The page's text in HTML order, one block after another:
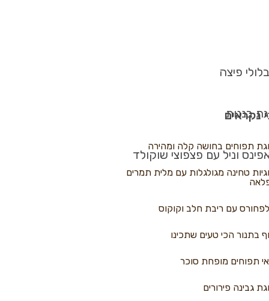
פיצה
בננות
וניל עם פצפוצי שוקולד
נקראים
תפוחים בחושה קלה ומהירה
טחינה מגולגלות עם מלית תמרים
עם ריבת חלב וקוקוס
בתנור הכי טעים שתכינו
תפוחים מופחת סוכר
גבינה פירורים